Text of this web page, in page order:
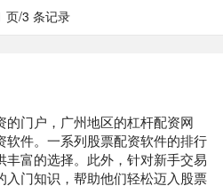
页/3 条记录
门户，广州地区的杠杆配资网
件。一系列股票配资软件的排行
富的选择。此外，针对新手交易
门知识，帮助他们轻松迈入股票